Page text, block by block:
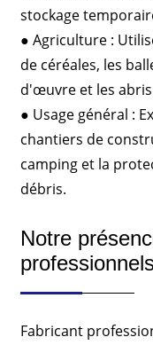
stockage
● Agriculture :
de céréales, les
d'œuvre et les
● Usage général :
chantiers de
camping et la
débris.
Notre
Fabricant